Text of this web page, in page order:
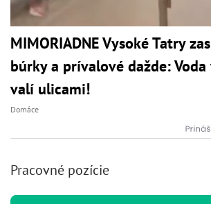
MIMORIADNE Vysoké Tatry
búrky a prívalové dažde: Voda
valí ulicami!
Domáce
Pracovné pozície